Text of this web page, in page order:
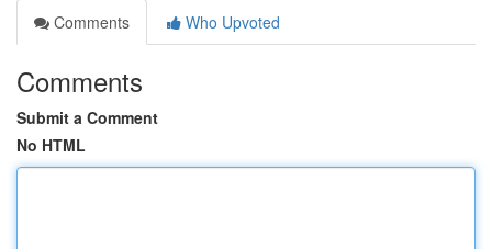
Comments
Who Upvoted
Comments
Submit a Comment
No HTML